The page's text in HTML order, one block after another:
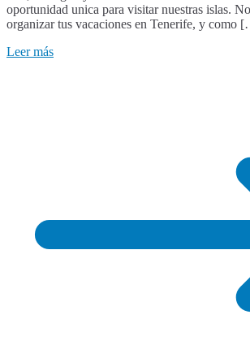
oportunidad unica para visitar nuestras islas.
organizar tus vacaciones en Tenerife, y como
Leer más